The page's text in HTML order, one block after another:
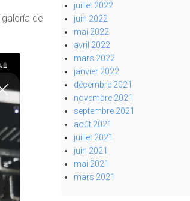
de
juillet 2022
juin 2022
mai 2022
avril 2022
mars 2022
janvier 2022
décembre 2021
novembre 2021
septembre 2021
août 2021
juillet 2021
juin 2021
mai 2021
mars 2021